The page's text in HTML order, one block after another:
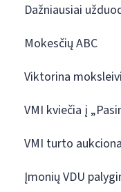
Dažniausiai
Mokesčių ABC
Viktorina
VMI kviečia į
VMI turto
Įmonių VDU